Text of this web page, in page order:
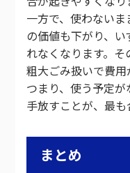
一方で、使わない
の価値も下がり、
れなくなります。そ
粗大ごみ扱いで費用
つまり、使う予定
手放すことが、最も
まとめ